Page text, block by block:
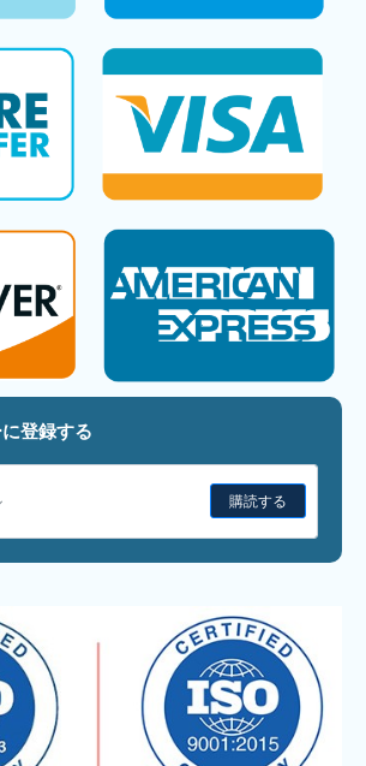
登録する
購読する